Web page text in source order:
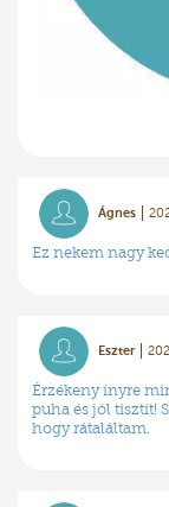
Ágnes
Ez nekem nagy
Eszter
Érzékeny ínyre
puha és jól tisztít!
hogy rátaláltam.